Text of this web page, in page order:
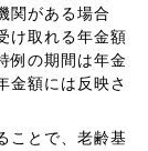
関がある場合
け取れる年金額
例の期間は年金
金額には反映さ
ことで、老齢基